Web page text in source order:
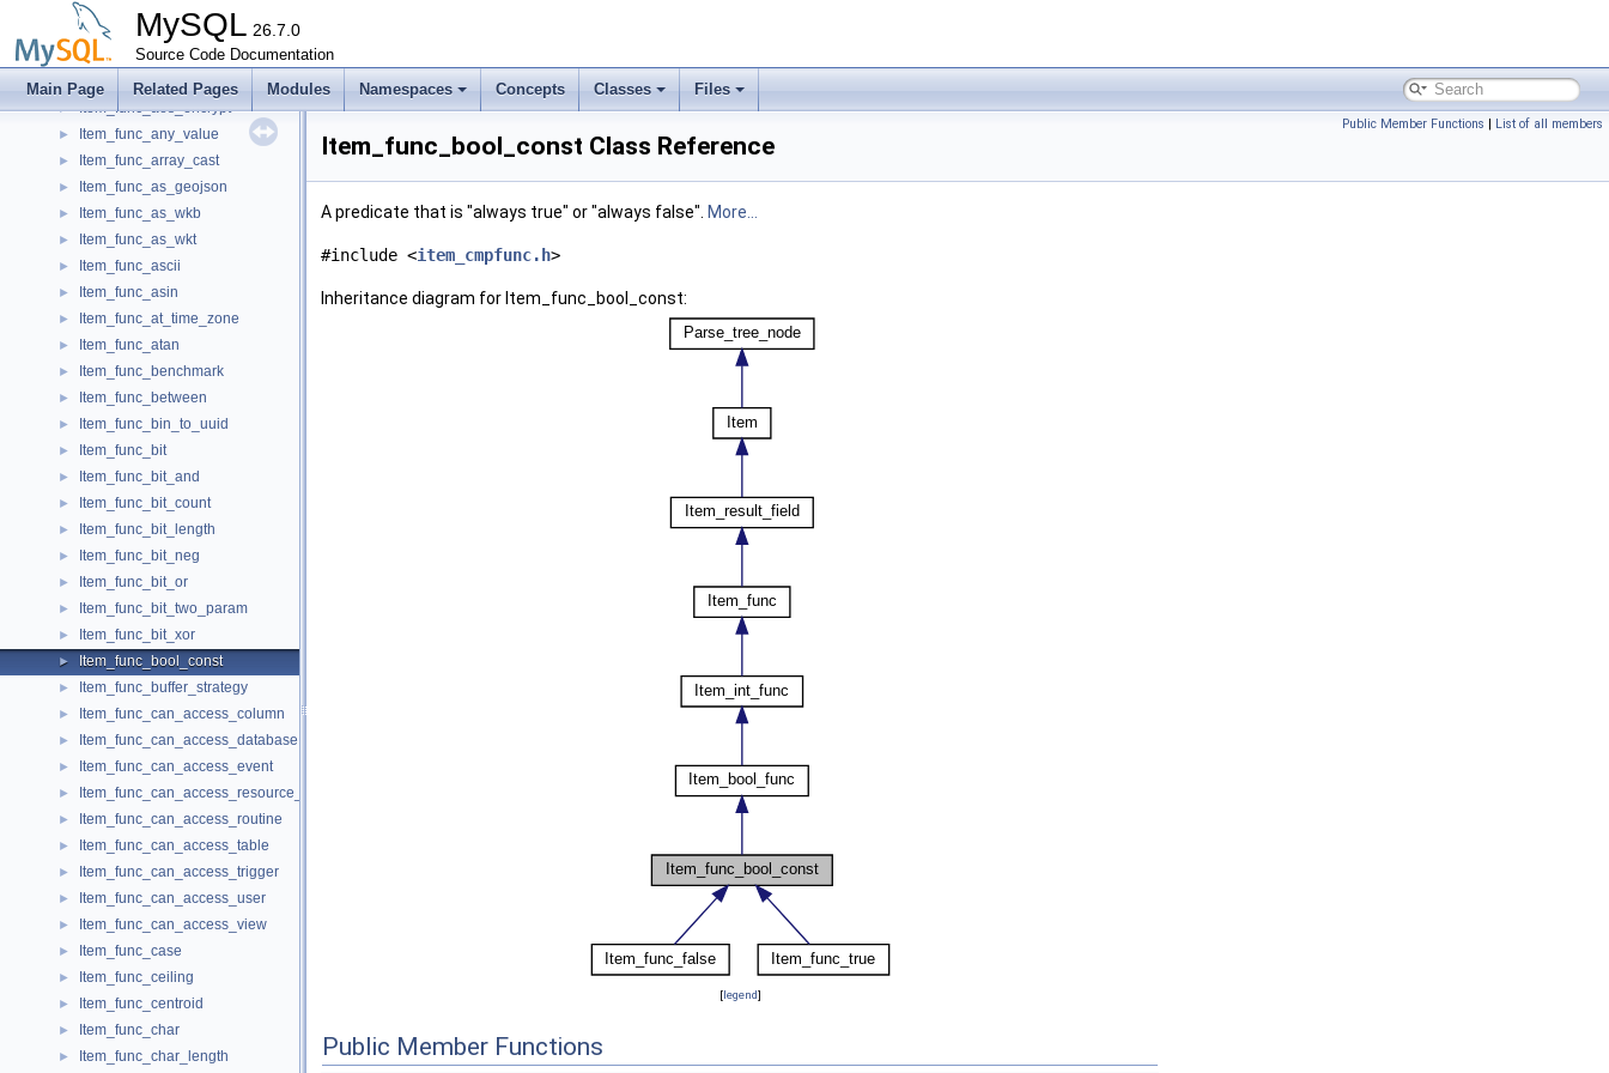
MySQL 26.7.0
Source Code Documentation
Main Page Related Pages Modules Namespaces Concepts Classes Files
Item_func_add_time
► Item_func_additive_op
► Item_func_aes_decrypt
► Item_func_aes_encrypt
► Item_func_any_value
► Item_func_array_cast
► Item_func_as_geojson
► Item_func_as_wkb
► Item_func_as_wkt
► Item_func_ascii
► Item_func_asin
► Item_func_at_time_zone
► Item_func_atan
► Item_func_benchmark
► Item_func_between
► Item_func_bin_to_uuid
► Item_func_bit
► Item_func_bit_and
► Item_func_bit_count
► Item_func_bit_length
► Item_func_bit_neg
► Item_func_bit_or
► Item_func_bit_two_param
► Item_func_bit_xor
► Item_func_bool_const
► Item_func_buffer_strategy
► Item_func_can_access_column
► Item_func_can_access_database
► Item_func_can_access_event
► Item_func_can_access_resource_group
► Item_func_can_access_routine
► Item_func_can_access_table
► Item_func_can_access_trigger
► Item_func_can_access_user
► Item_func_can_access_view
► Item_func_case
► Item_func_ceiling
► Item_func_centroid
► Item_func_char
► Item_func_char_length
Public Member Functions | List of all members
Item_func_bool_const Class Reference
A predicate that is "always true" or "always false". More...
#include <item_cmpfunc.h>
Inheritance diagram for Item_func_bool_const:
[legend]
Public Member Functions